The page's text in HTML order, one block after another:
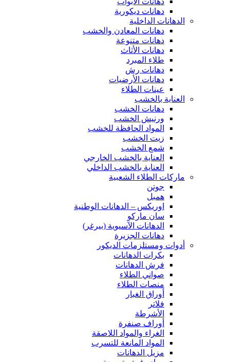
دهانات ديكورية
الدهانات الداخلية
دهانات المعادن والخشب
دهانات متنوعة
دهانات الأثاث
طلاء المبرد
دهانات رش
دهانات الأرضيات
عينات الطلاء
العناية بالخشب
دهانات الخشب
ورنيش الخشب
المواد الحافظة للخشب
زيت الخشب
شمع الخشب
العناية بالخشب الخارجي
العناية بالخشب الداخلي
ماركات الطلاء الشعبية
جوتن
همبل
اوريكس – الدهانات الوطنية
سان ماركو
الدهانات الآسيوية (بيرغر)
دهانات الجزيرة
أدوات ومستلزمات الديكور
بكرات الدهانات
فرش الدهانات
صواني الطلاء
منصات الطلاء
أوراق الغبار
فلاتر
الأشرطة
أوراف صنفرة
الغراء والمواد اللاصقة
المواد المانعة للتسرب
مزيل الدهانات